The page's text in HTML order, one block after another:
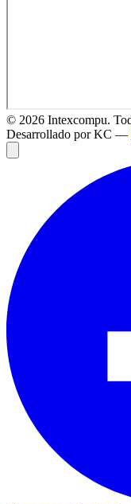
© 2026 Intexcompu.
Desarrollado por KC —